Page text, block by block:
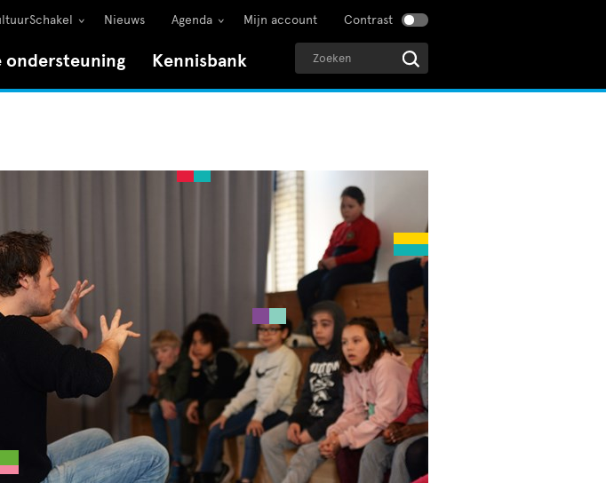
Nieuws Agenda Mijn account Contrast
ondersteuning Kennisbank